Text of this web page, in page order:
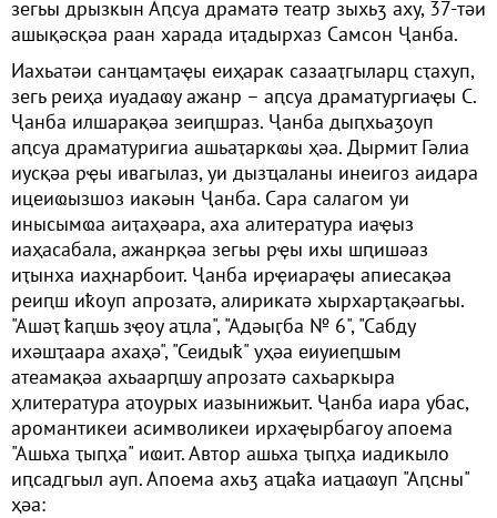
зегьы дрызкын Аԥсуа драматә театр зыхьӡ аху, 37-тәи
ашықәсқәа раан харада иҭадырхаз Самсон Ҷанба.
Иахьатәи санҵамҭаҿы еиҳарак сазааҭгыларц сҭахуп,
зегь реиҳа иуадаҩу ажанр – аԥсуа драматургиаҿы С.
Ҷанба илшарақәа зеиԥшраз. Ҷанба дыԥхьаӡоуп
аԥсуа драматуригиа ашьаҭаркҩы ҳәа. Дырмит Гәлиа
иусқәа рҿы ивагылаз, уи дызҵаланы инеигоз аидара
ицеиҩызшоз иакәын Ҷанба. Сара салагом уи
инысымҩа аиҭаҳәара, аха алитература иаҿыз
иаҳасабала, ажанрқәа зегьы рҿы ихы шԥишәаз
иҭынха иаҳнарбоит. Ҷанба ирҿиараҿы апиесақәа
реиԥш иҟоуп апрозатә, алирикатә хырхарҭақәагьы.
"Ашәҭ ҟаԥшь зҿоу аҵла", "Адәыӷба № 6", "Сабду
ихәшҭаара ахаҳә", "Сеидыҟ" уҳәа еиуиеԥшым
атеамақәа ахьаарԥшу апрозатә сахьаркыра
ҳлитература аҭоурых иазынижьит. Ҷанба иара убас,
аромантикеи асимволикеи ирхаҿырбагоу апоема
"Ашьха ҭыԥҳа" иҩит. Автор ашьха ҭыԥҳа иадикыло
иԥсадгьыл ауп. Апоема ахьӡ аҵаҟа иаҵаҩуп "Аԥсны"
ҳәа: